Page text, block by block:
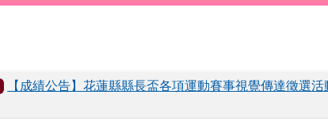
【成績公告】花蓮縣縣長盃各項運動賽事視覺傳達徵選活